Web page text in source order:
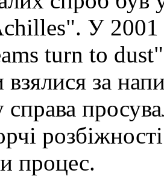
У
turn to
за
справа
процес.